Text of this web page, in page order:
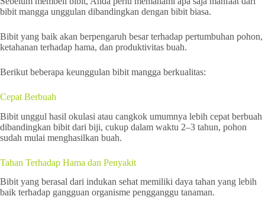
bibit mangga unggulan dibandingkan dengan bibit biasa.
Bibit yang baik akan berpengaruh besar terhadap pertumbuhan pohon,
ketahanan terhadap hama, dan produktivitas buah.
Berikut beberapa keunggulan bibit mangga berkualitas:
Cepat Berbuah
Bibit unggul hasil okulasi atau cangkok umumnya lebih cepat berbuah
dibandingkan bibit dari biji, cukup dalam waktu 2–3 tahun, pohon
sudah mulai menghasilkan buah.
Tahan Terhadap Hama dan Penyakit
Bibit yang berasal dari indukan sehat memiliki daya tahan yang lebih
baik terhadap gangguan organisme pengganggu tanaman.